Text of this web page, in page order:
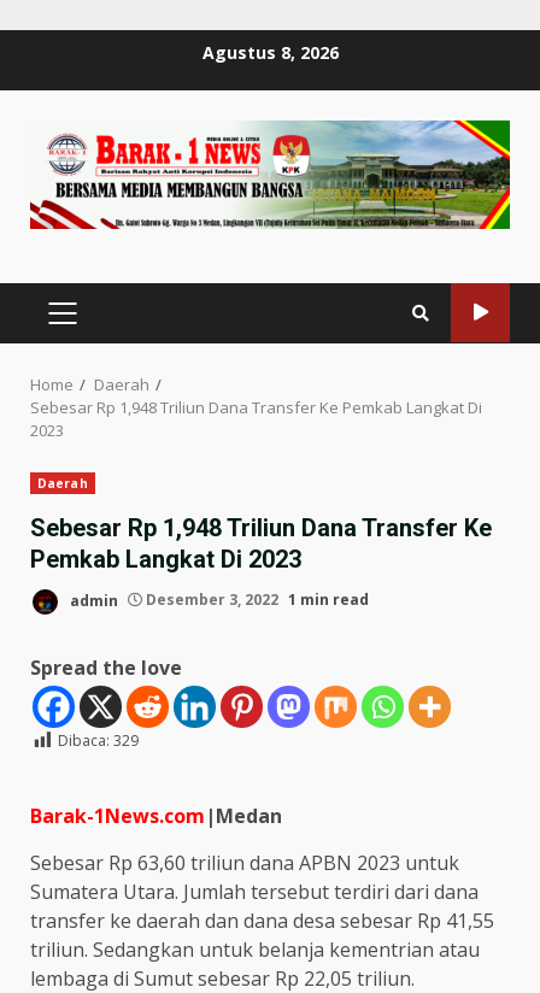
Agustus 8, 2026
PRIMARY
MENU
Home
Daerah
Sebesar Rp 1,948 Triliun Dana Transfer Ke Pemkab Langkat Di
2023
Daerah
Sebesar Rp 1,948 Triliun Dana Transfer Ke
Pemkab Langkat Di 2023
admin Desember 3, 2022 1 min read
Spread the love
Dibaca: 329
Barak-1News.com |Medan
Sebesar Rp 63,60 triliun dana APBN 2023 untuk
Sumatera Utara. Jumlah tersebut terdiri dari dana
transfer ke daerah dan dana desa sebesar Rp 41,55
triliun. Sedangkan untuk belanja kementrian atau
lembaga di Sumut sebesar Rp 22,05 triliun.